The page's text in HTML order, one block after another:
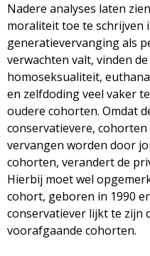
Nadere analyses laten
moraliteit toe te schrijven
generatievervanging als
verwachten valt, vinden
homoseksualiteit,
en zelfdoding veel vaker
oudere cohorten. Omdat
conservatievere,
vervangen worden door
cohorten, verandert de
Hierbij moet wel
cohort, geboren in 1990
conservatiever lijkt te zijn
voorafgaande cohorten.